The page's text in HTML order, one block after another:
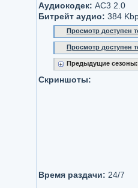
Аудиокодек: AC3 2.0
Битрейт аудио: 384
Просмотр доступен
Просмотр доступен
Предыдущие сезоны:
Скриншоты:
Время раздачи: 24/7